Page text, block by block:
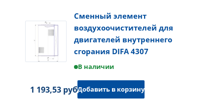
Сменный элемент
воздухоочистителей для
двигателей внутреннего
сгорания DIFA 4307
В наличии
1 193,53 руб.Добавить в корзину